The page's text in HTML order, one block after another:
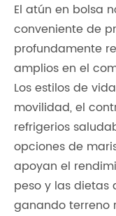
El atún en bolsa
conveniente de
profundamente
amplios en el
Los estilos de
movilidad, el
refrigerios
opciones de
apoyan el
peso y las
ganando terreno